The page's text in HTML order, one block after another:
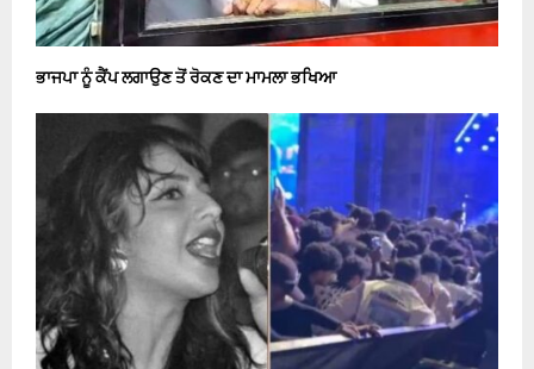
ਭਾਜਪਾ ਨੂੰ ਕੈਂਪ ਲਗਾਉਣ ਤੋਂ ਰੋਕਣ ਦਾ ਮਾਮਲਾ ਭਖਿਆ